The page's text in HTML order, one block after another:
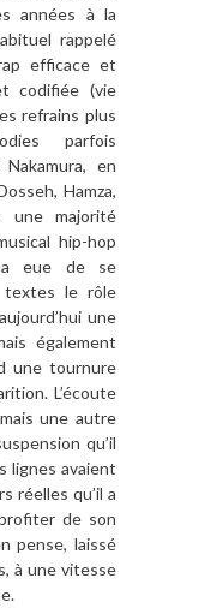
années à la
rappelé
efficace et
codifiée (vie
refrains plus
parfois
en
Hamza,
une majorité
hip-hop
a eue de se
textes le rôle
une
également
une tournure
L’écoute
une autre
qu’il
lignes avaient
réelles qu’il a
de son
pense, laissé
à une vitesse